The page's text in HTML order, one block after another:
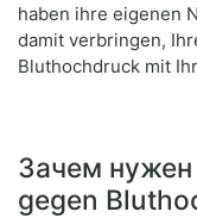
haben ihre eigenen
damit verbringen,
Bluthochdruck mit
Зачем
gegen